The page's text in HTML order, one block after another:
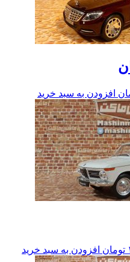
افزودن به سبد خرید
تومان افزودن به سبد خرید